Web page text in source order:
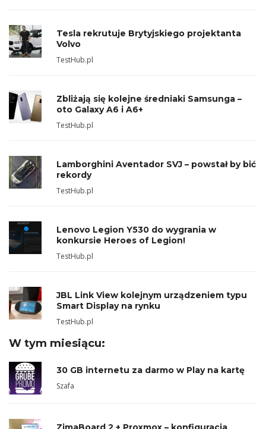
Tesla rekrutuje Brytyjskiego projektanta
Volvo
TestHub.pl
Zbliżają się kolejne średniaki Samsunga –
oto Galaxy A6 i A6+
TestHub.pl
Lamborghini Aventador SVJ – powstał by bić
rekordy
TestHub.pl
Lenovo Legion Y530 do wygrania w
konkursie Heroes of Legion!
TestHub.pl
JBL Link View kolejnym urządzeniem typu
Smart Display na rynku
TestHub.pl
W tym miesiącu:
30 GB internetu za darmo w Play na kartę
Szafa